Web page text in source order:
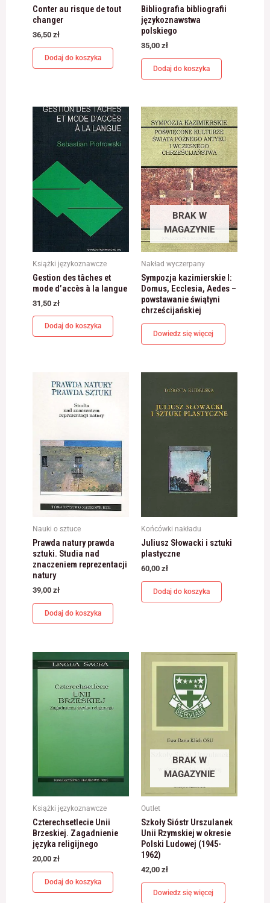
Conter au risque de tout
changer
36,50 zł
Dodaj do koszyka
Bibliografia bibliografii
językoznawstwa
polskiego
35,00 zł
Dodaj do koszyka
Książki językoznawcze
Gestion des tâches et
mode d’accès à la langue
31,50 zł
Dodaj do koszyka
BRAK W
MAGAZYNIE
Nakład wyczerpany
Sympozja kazimierskie I:
Domus, Ecclesia, Aedes –
powstawanie świątyni
chrześcijańskiej
Dowiedz się więcej
Nauki o sztuce
Prawda natury prawda
sztuki. Studia nad
znaczeniem reprezentacji
natury
39,00 zł
Dodaj do koszyka
Końcówki nakładu
Juliusz Słowacki i sztuki
plastyczne
60,00 zł
Dodaj do koszyka
Książki językoznawcze
Czterechsetlecie Unii
Brzeskiej. Zagadnienie
języka religijnego
20,00 zł
Dodaj do koszyka
BRAK W
MAGAZYNIE
Outlet
Szkoły Sióstr Urszulanek
Unii Rzymskiej w okresie
Polski Ludowej (1945-
1962)
42,00 zł
Dowiedz się więcej